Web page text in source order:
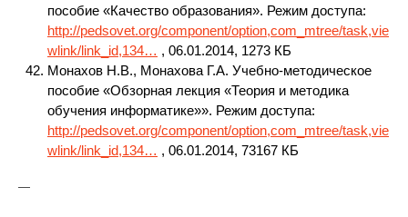
пособие «Качество образования». Режим доступа:
http://pedsovet.org/component/option,com_mtree/task,vie
wlink/link_id,134… , 06.01.2014, 1273 КБ
Монахов Н.В., Монахова Г.А. Учебно-методическое
пособие «Обзорная лекция «Теория и методика
обучения информатике»». Режим доступа:
http://pedsovet.org/component/option,com_mtree/task,vie
wlink/link_id,134… , 06.01.2014, 73167 КБ
—